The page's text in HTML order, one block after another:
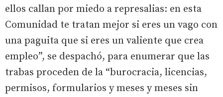
ellos callan por miedo a represalias: en esta
Comunidad te tratan mejor si eres un vago con
una paguita que si eres un valiente que crea
empleo”, se despachó, para enumerar que las
trabas proceden de la “burocracia, licencias,
permisos, formularios y meses y meses sin